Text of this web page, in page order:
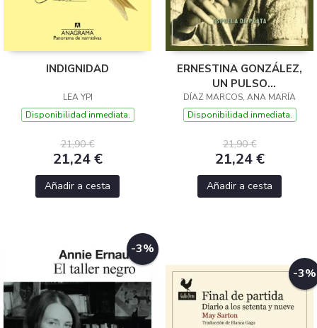
INDIGNIDAD
LEA YPI
Disponibilidad inmediata.
21,90 €
21,24 €
Añadir a cesta
ERNESTINA GONZÁLEZ,
UN PULSO
ANTIFRANQUISTA
DÍAZ MARCOS, ANA MARÍA
Disponibilidad inmediata.
21,90 €
21,24 €
Añadir a cesta
-3%
-3%